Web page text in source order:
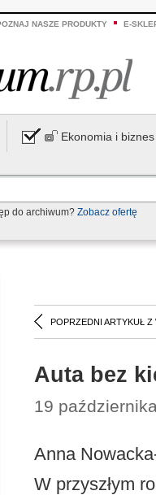
NASZE PRODUKTY E-
Ekonomia i biznes
do archiwum? Zobacz ofertę
POPRZEDNI ARTYKUŁ Z
Auta bez
19
Anna
W przyszłym